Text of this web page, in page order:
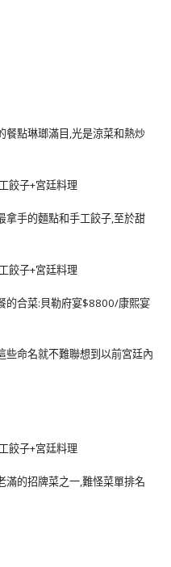
餐點琳瑯滿目,光是涼菜和熱炒
拿手的麵點和手工餃子,至於甜
的合菜:貝勒府宴$8800/康熙宴
些命名就不難聯想到以前宮廷內
滿的招牌菜之一,難怪菜單排名